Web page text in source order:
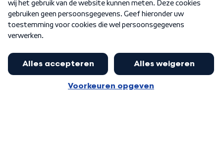
Word Lid